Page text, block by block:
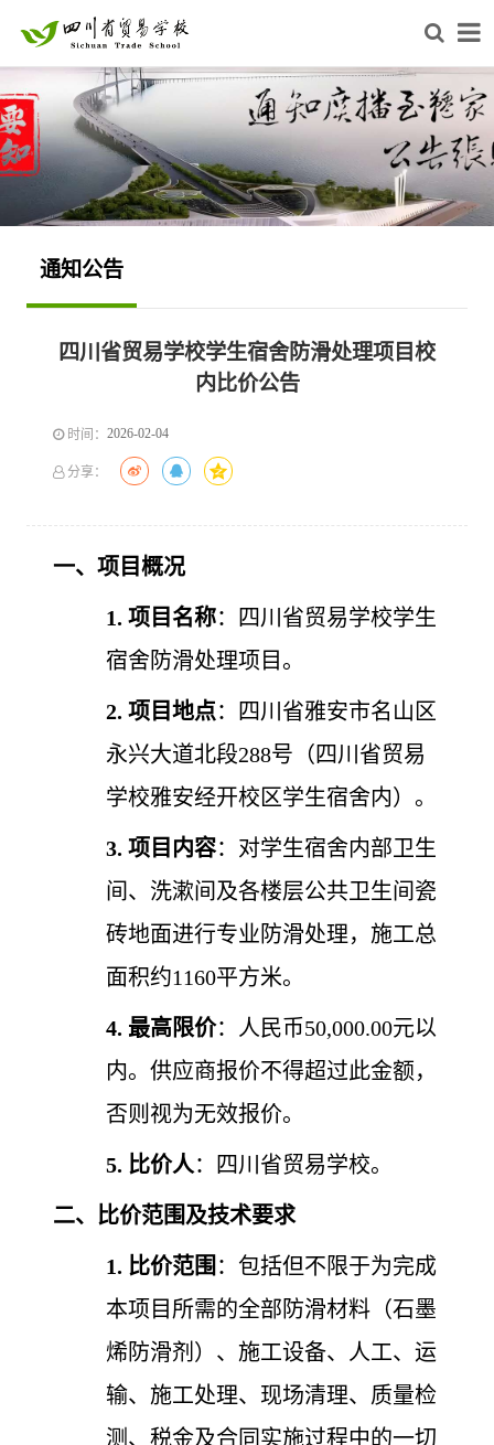
通知公告
四川省贸易学校学生宿舍防滑处理项目校
内比价公告
时间： 2026-02-04
分享：
一、项目概况
1. 项目名称：四川省贸易学校学生
宿舍防滑处理项目。
2. 项目地点：四川省雅安市名山区
永兴大道北段288号（四川省贸易
学校雅安经开校区学生宿舍内）。
3. 项目内容：对学生宿舍内部卫生
间、洗漱间及各楼层公共卫生间瓷
砖地面进行专业防滑处理，施工总
面积约1160平方米。
4. 最高限价：人民币50,000.00元以
内。供应商报价不得超过此金额，
否则视为无效报价。
5. 比价人：四川省贸易学校。
二、比价范围及技术要求
1. 比价范围 ：包括但不限于为完成
本项目所需的全部防滑材料（石墨
烯防滑剂）、施工设备、人工、运
输、施工处理、现场清理、质量检
测、税金及合同实施过程中的一切